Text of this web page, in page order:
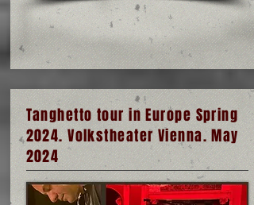
Tanghetto tour in Europe Spring
2024. Volkstheater Vienna. May
2024